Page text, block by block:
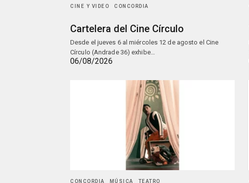
CINE Y VIDEO CONCORDIA
Cartelera del Cine Círculo
Desde el jueves 6 al miércoles 12 de agosto el Cine
Círculo (Andrade 36) exhibe…
06/08/2026
CONCORDIA MÚSICA TEATRO